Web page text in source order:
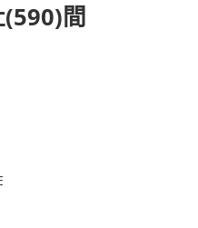
間